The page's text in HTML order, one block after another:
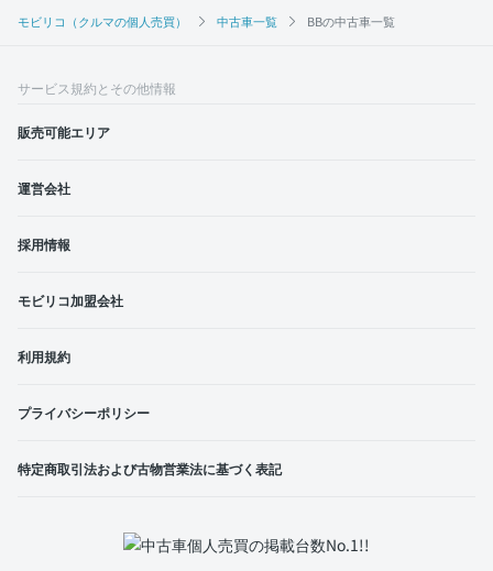
モビリコ（クルマの個人売買） 中古車一覧 BBの中古車一覧
サービス規約とその他情報
販売可能エリア
運営会社
採用情報
モビリコ加盟会社
利用規約
プライバシーポリシー
特定商取引法および古物営業法に基づく表記